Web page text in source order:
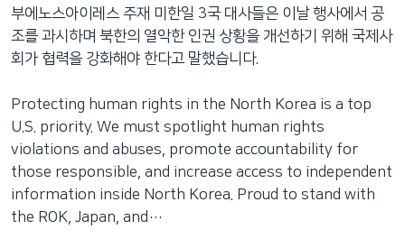
부에노스아이레스 주재 미한일 3국 대사들은 이날 행사에서 공
조를 과시하며 북한의 열악한 인권 상황을 개선하기 위해 국제사
회가 협력을 강화해야 한다고 말했습니다.
Protecting human rights in the North Korea is a top
U.S. priority. We must spotlight human rights
violations and abuses, promote accountability for
those responsible, and increase access to independent
information inside North Korea. Proud to stand with
the ROK, Japan, and…